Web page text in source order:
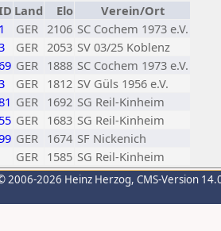
Land Elo
Verein/Ort
GER 2106 SC Cochem 1973 e.V.
GER 2053 SV 03/25 Koblenz
GER 1888 SC Cochem 1973 e.V.
GER 1812 SV Güls 1956 e.V.
GER 1692 SG Reil-Kinheim
GER 1683 SG Reil-Kinheim
GER 1674 SF Nickenich
GER 1585 SG Reil-Kinheim
2006-2026 Heinz Herzog, CMS-Version